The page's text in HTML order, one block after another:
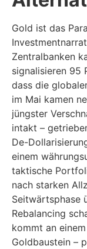
Gold ist das
Zentralbanken
signalisieren 95
dass die
im Mai kamen
jüngster
intakt –
De-
einem
taktische
nach starken
Seitwärtsphase
Rebalancing
kommt an
Goldbaustein –